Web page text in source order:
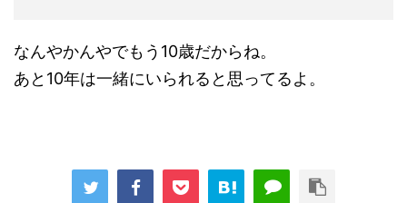
なんやかんやでもう10歳だからね。
あと10年は一緒にいられると思ってるよ。